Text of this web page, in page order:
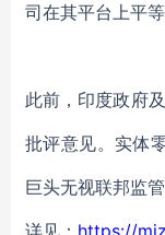
司在其平台上平
此前，印度政府
批评意见。实体
巨头无视联邦监
详见： https://